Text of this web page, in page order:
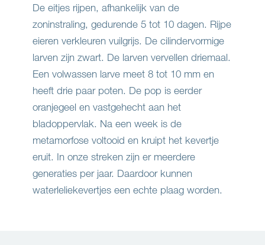
De eitjes rijpen, afhankelijk van de
zoninstraling, gedurende 5 tot 10 dagen. Rijpe
eieren verkleuren vuilgrijs. De cilindervormige
larven zijn zwart. De larven vervellen driemaal.
Een volwassen larve meet 8 tot 10 mm en
heeft drie paar poten. De pop is eerder
oranjegeel en vastgehecht aan het
bladoppervlak. Na een week is de
metamorfose voltooid en kruipt het kevertje
eruit. In onze streken zijn er meerdere
generaties per jaar. Daardoor kunnen
waterleliekevertjes een echte plaag worden.